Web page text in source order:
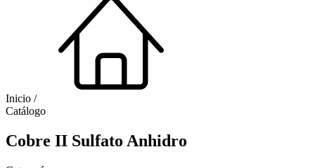
Inicio /
Catálogo
Cobre II Sulfato Anhidro